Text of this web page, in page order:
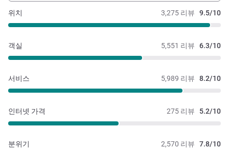
3,275 리뷰 9.5/10
위치
5,551 리뷰 6.3/10
객실
5,989 리뷰 8.2/10
서비스
275 리뷰 5.2/10
인터넷 가격
2,570 리뷰 7.8/10
분위기